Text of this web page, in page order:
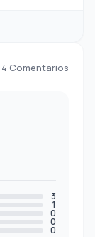
4 Comentarios
3
1
0
0
0